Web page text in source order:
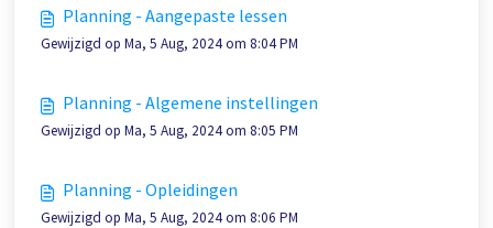
Planning - Aangepaste lessen
Gewijzigd op Ma, 5 Aug, 2024 om 8:04 PM
Planning - Algemene instellingen
Gewijzigd op Ma, 5 Aug, 2024 om 8:05 PM
Planning - Opleidingen
Gewijzigd op Ma, 5 Aug, 2024 om 8:06 PM